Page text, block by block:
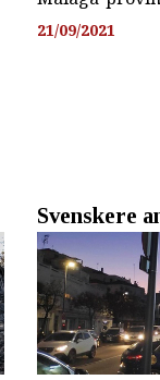
21/09/2021
Svenskere